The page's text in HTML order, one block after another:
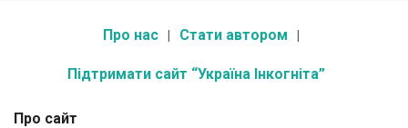
Про нас Стати автором
Підтримати сайт “Україна Інкогніта”
Про сайт